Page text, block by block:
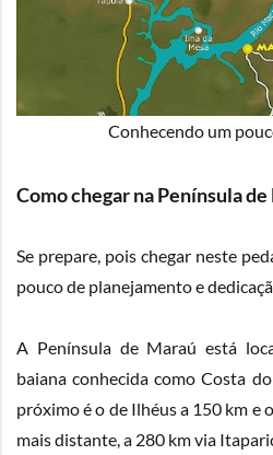
Conhecendo um
Como chegar na Península
Se prepare, pois chegar neste
pouco de planejamento e
A Península de Maraú está
baiana conhecida como Costa
próximo é o de Ilhéus a 150 km e
mais distante, a 280 km via